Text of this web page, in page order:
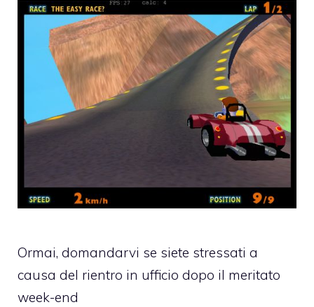
Ormai, domandarvi se siete stressati a
causa del rientro in ufficio dopo il meritato
week-end